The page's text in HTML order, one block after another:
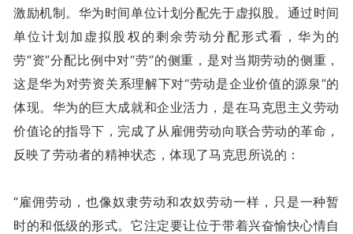
激励机制。华为时间单位计划分配先于虚拟股。通过时间
单位计划加虚拟股权的剩余劳动分配形式看，华为的
劳“资”分配比例中对“劳”的侧重，是对当期劳动的侧重，
这是华为对劳资关系理解下对“劳动是企业价值的源泉”的
体现。华为的巨大成就和企业活力，是在马克思主义劳动
价值论的指导下，完成了从雇佣劳动向联合劳动的革命，
反映了劳动者的精神状态，体现了马克思所说的：
“雇佣劳动，也像奴隶劳动和农奴劳动一样，只是一种暂
时的和低级的形式。它注定要让位于带着兴奋愉快心情自